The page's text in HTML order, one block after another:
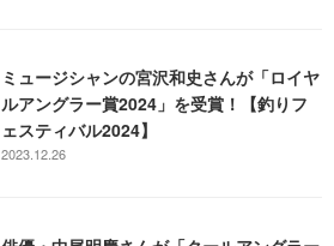
ミュージシャンの宮沢和史さんが「ロイヤ
ルアングラー賞2024」を受賞！【釣りフ
ェスティバル2024】
2023.12.26